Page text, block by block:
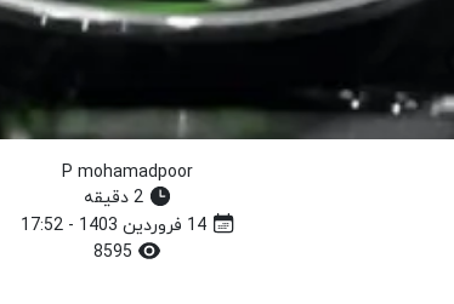
P mohamadpoor
2 دقیقه
14 فروردین 1403 - 17:52